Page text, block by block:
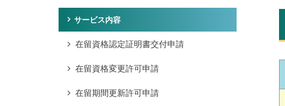
サービス内容
在留資格認定証明書交付申請
在留資格変更許可申請
在留期間更新許可申請